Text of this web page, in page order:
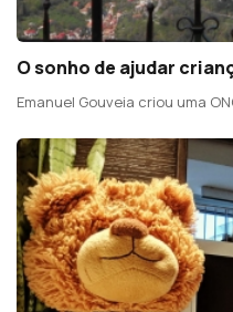
O sonho de ajudar
Emanuel Gouveia criou uma